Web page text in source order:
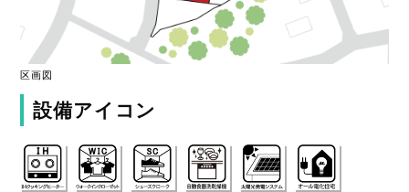
区画図
設備アイコン